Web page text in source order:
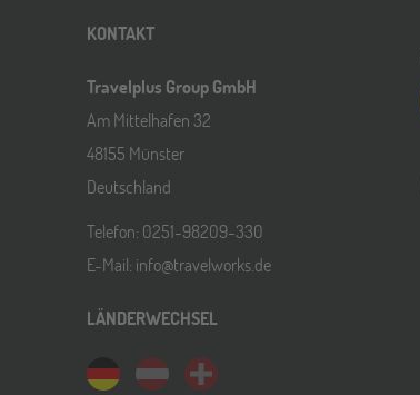
KONTAKT
Travelplus Group GmbH
Am Mittelhafen 32
48155 Münster
Deutschland
Telefon: 0251-98209-330
E-Mail: info@travelworks.de
LÄNDERWECHSEL